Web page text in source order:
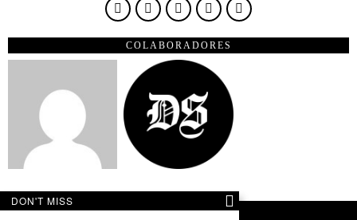
COLABORADORES
DON'T MISS